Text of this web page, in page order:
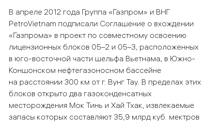
В апреле 2012 года Группа «Газпром» и ВНГ
PetroVietnam подписали Соглашение о вхождении
«Газпрома» в проект по совместному освоению
лицензионных блоков 05–2 и 05–3, расположенных
в юго-восточной части шельфа Вьетнама, в Южно-
Коншонском нефтегазоносном бассейне
на расстоянии 300 км от г. Вунг Тау. В пределах этих
блоков открыто два газоконденсатных
месторождения Мок Тинь и Хай Тхак, извлекаемые
запасы которых составляют 35,9 млрд куб. мектров